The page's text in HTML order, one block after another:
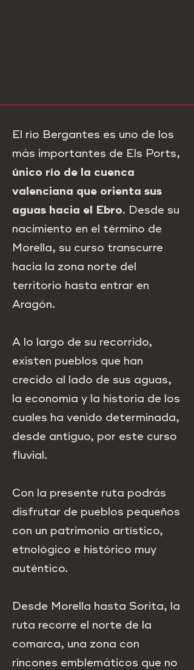
El río Bergantes es uno de los
más importantes de Els Ports,
único río de la cuenca
valenciana que orienta sus
aguas hacia el Ebro. Desde su
nacimiento en el término de
Morella, su curso transcurre
hacia la zona norte del
territorio hasta entrar en
Aragón.
A lo largo de su recorrido,
existen pueblos que han
crecido al lado de sus aguas,
la economía y la historia de los
cuales ha venido determinada,
desde antiguo, por este curso
fluvial.
Con la presente ruta podrás
disfrutar de pueblos pequeños
con un patrimonio artístico,
etnológico e histórico muy
auténtico.
Desde Morella hasta Sorita, la
ruta recorre el norte de la
comarca, una zona con
rincones emblemáticos que no